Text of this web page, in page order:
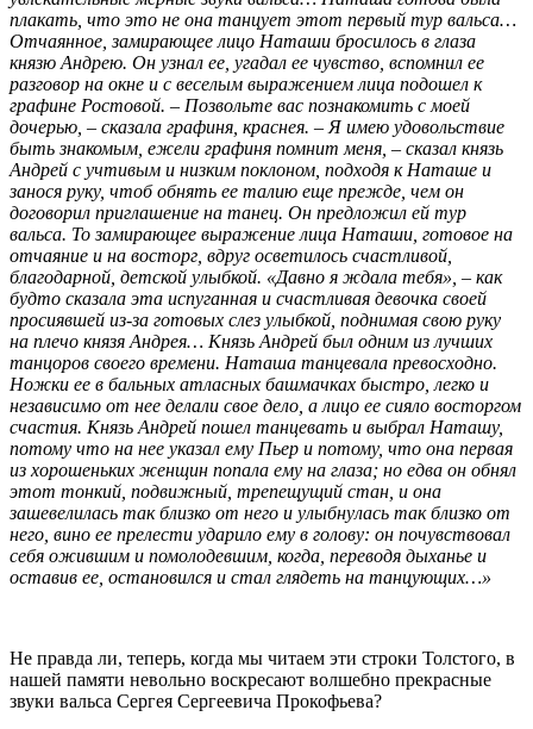
плакать, что это не она танцует этот первый тур вальса…
Отчаянное, замирающее лицо Наташи бросилось в глаза
князю Андрею. Он узнал ее, угадал ее чувство, вспомнил ее
разговор на окне и с веселым выражением лица подошел к
графине Ростовой. – Позвольте вас познакомить с моей
дочерью, – сказала графиня, краснея. – Я имею удовольствие
быть знакомым, ежели графиня помнит меня, – сказал князь
Андрей с учтивым и низким поклоном, подходя к Наташе и
занося руку, чтоб обнять ее талию еще прежде, чем он
договорил приглашение на танец. Он предложил ей тур
вальса. То замирающее выражение лица Наташи, готовое на
отчаяние и на восторг, вдруг осветилось счастливой,
благодарной, детской улыбкой. «Давно я ждала тебя», – как
будто сказала эта испуганная и счастливая девочка своей
просиявшей из-за готовых слез улыбкой, поднимая свою руку
на плечо князя Андрея… Князь Андрей был одним из лучших
танцоров своего времени. Наташа танцевала превосходно.
Ножки ее в бальных атласных башмачках быстро, легко и
независимо от нее делали свое дело, а лицо ее сияло восторгом
счастия. Князь Андрей пошел танцевать и выбрал Наташу,
потому что на нее указал ему Пьер и потому, что она первая
из хорошеньких женщин попала ему на глаза; но едва он обнял
этот тонкий, подвижный, трепещущий стан, и она
зашевелилась так близко от него и улыбнулась так близко от
него, вино ее прелести ударило ему в голову: он почувствовал
себя ожившим и помолодевшим, когда, переводя дыханье и
оставив ее, остановился и стал глядеть на танцующих…»
Не правда ли, теперь, когда мы читаем эти строки Толстого, в
нашей памяти невольно воскресают волшебно прекрасные
звуки вальса Сергея Сергеевича Прокофьева?